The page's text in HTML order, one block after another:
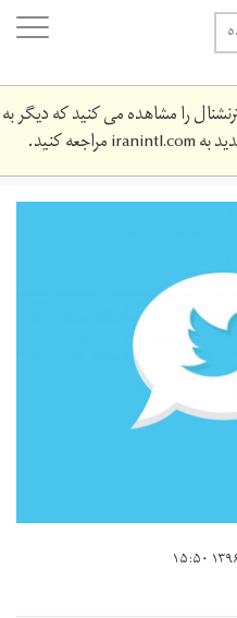
را مشاهده می کنید که دیگر به
بهiranintl.comمراجعه کنید.